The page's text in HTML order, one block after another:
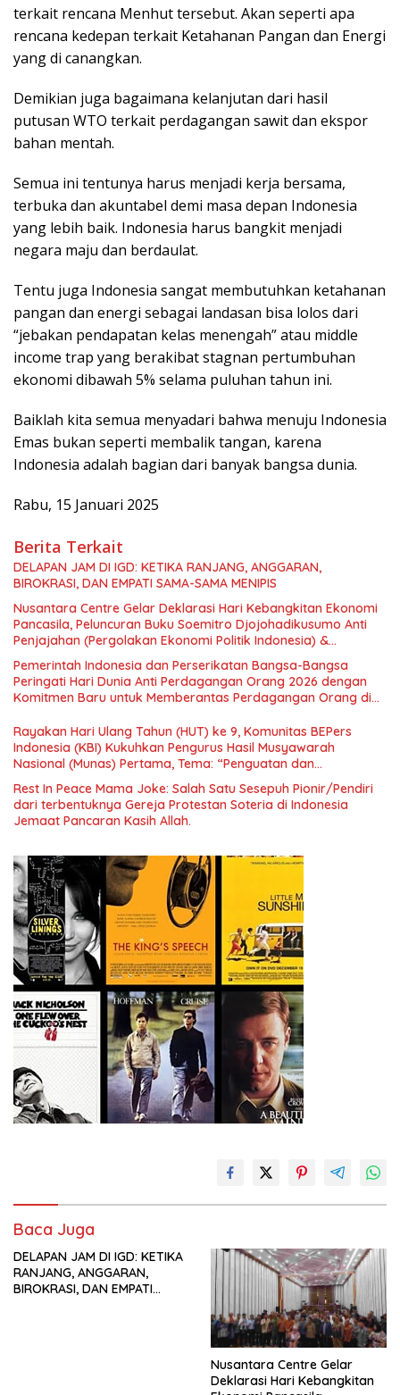
terkait rencana Menhut tersebut. Akan seperti apa
rencana kedepan terkait Ketahanan Pangan dan Energi
yang di canangkan.
Demikian juga bagaimana kelanjutan dari hasil
putusan WTO terkait perdagangan sawit dan ekspor
bahan mentah.
Semua ini tentunya harus menjadi kerja bersama,
terbuka dan akuntabel demi masa depan Indonesia
yang lebih baik. Indonesia harus bangkit menjadi
negara maju dan berdaulat.
Tentu juga Indonesia sangat membutuhkan ketahanan
pangan dan energi sebagai landasan bisa lolos dari
“jebakan pendapatan kelas menengah” atau middle
income trap yang berakibat stagnan pertumbuhan
ekonomi dibawah 5% selama puluhan tahun ini.
Baiklah kita semua menyadari bahwa menuju Indonesia
Emas bukan seperti membalik tangan, karena
Indonesia adalah bagian dari banyak bangsa dunia.
Rabu, 15 Januari 2025
Berita Terkait
DELAPAN JAM DI IGD: KETIKA RANJANG, ANGGARAN,
BIROKRASI, DAN EMPATI SAMA-SAMA MENIPIS
Nusantara Centre Gelar Deklarasi Hari Kebangkitan Ekonomi
Pancasila, Peluncuran Buku Soemitro Djojohadikusumo Anti
Penjajahan (Pergolakan Ekonomi Politik Indonesia) &
Simposium Nasional “Urgensi Undang-Undang Perekonomian
Nasional dan Kesejahteraan Sosial dalam Menata Bangsa
Menuju Indonesia Emas 2045”,
Pemerintah Indonesia dan Perserikatan Bangsa-Bangsa
Peringati Hari Dunia Anti Perdagangan Orang 2026 dengan
Komitmen Baru untuk Memberantas Perdagangan Orang di
Rayakan Hari Ulang Tahun (HUT) ke 9, Komunitas BEPers
Indonesia (KBI) Kukuhkan Pengurus Hasil Musyawarah
Nasional (Munas) Pertama, Tema: “Penguatan dan
Pengembangan Organisasi KBI yang Berbasis Riset di seluruh
Indonesia dan Mancanegara”.
Rest In Peace Mama Joke: Salah Satu Sesepuh Pionir/Pendiri
dari terbentuknya Gereja Protestan Soteria di Indonesia
Jemaat Pancaran Kasih Allah.
Baca Juga
DELAPAN JAM DI IGD: KETIKA
RANJANG, ANGGARAN,
BIROKRASI, DAN EMPATI
Nusantara Centre Gelar
Deklarasi Hari Kebangkitan